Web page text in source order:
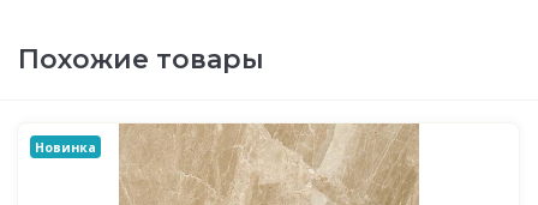
Похожие товары
Новинка